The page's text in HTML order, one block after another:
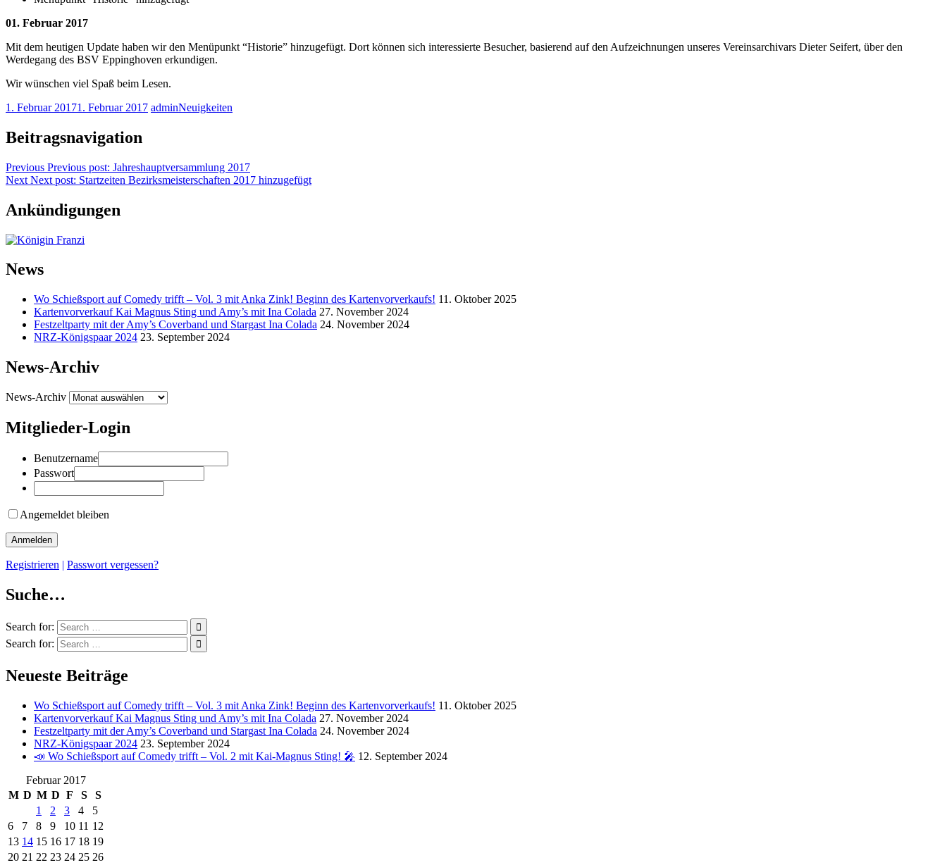
01. Februar 2017
Mit dem heutigen Update haben wir den Menüpunkt “Historie” hinzugefügt. Dort können sich interessierte Besucher, basierend auf den Aufzeichnungen unseres Vereinsarchivars Dieter Seifert, über den
Werdegang des BSV Eppinghoven erkundigen.
Wir wünschen viel Spaß beim Lesen.
1. Februar 20171. Februar 2017 adminNeuigkeiten
Beitragsnavigation
Previous Previous post: Jahreshauptversammlung 2017
Next Next post: Startzeiten Bezirksmeisterschaften 2017 hinzugefügt
Ankündigungen
News
Wo Schießsport auf Comedy trifft – Vol. 3 mit Anka Zink! Beginn des Kartenvorverkaufs! 11. Oktober 2025
Kartenvorverkauf Kai Magnus Sting und Amy’s mit Ina Colada 27. November 2024
Festzeltparty mit der Amy’s Coverband und Stargast Ina Colada 24. November 2024
NRZ-Königspaar 2024 23. September 2024
News-Archiv
News-Archiv
Mitglieder-Login
Benutzername
Passwort
Angemeldet bleiben
Registrieren | Passwort vergessen?
Suche…
Search for:
Search for:
Neueste Beiträge
Wo Schießsport auf Comedy trifft – Vol. 3 mit Anka Zink! Beginn des Kartenvorverkaufs! 11. Oktober 2025
Kartenvorverkauf Kai Magnus Sting und Amy’s mit Ina Colada 27. November 2024
Festzeltparty mit der Amy’s Coverband und Stargast Ina Colada 24. November 2024
NRZ-Königspaar 2024 23. September 2024
📣 Wo Schießsport auf Comedy trifft – Vol. 2 mit Kai-Magnus Sting! 🎤 12. September 2024
Februar 2017
M D M D F S
S
1
2 3 4
5
6
7 8 9 10 11 12
13 14 15 16 17 18 19
20 21 22 23 24 25 26